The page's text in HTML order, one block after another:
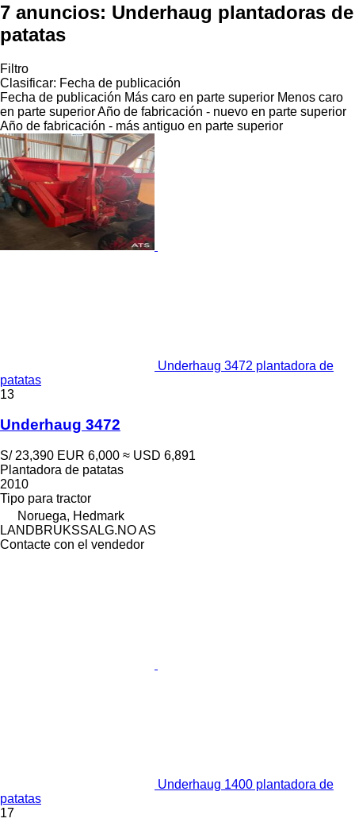
7 anuncios: Underhaug plantadoras de
patatas
Filtro
Clasificar: Fecha de publicación
Fecha de publicación Más caro en parte superior Menos caro
en parte superiorAño de fabricación - nuevo en parte superior
Año de fabricación - más antiguo en parte superior
Underhaug 3472 plantadora de
patatas
13
Underhaug 3472
S/ 23,390 EUR 6,000 ≈ USD 6,891
Plantadora de patatas
2010
Tipo para tractor
Noruega, Hedmark
LANDBRUKSSALG.NO AS
Contacte con el vendedor
Underhaug 1400 plantadora de
patatas
17